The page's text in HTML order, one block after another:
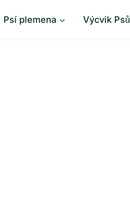
Psí plemena Výcvik Psů